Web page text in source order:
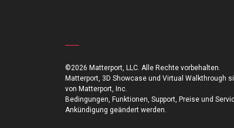
©2026 Matterport, LLC. Alle Rechte vorbehalten.
Matterport, 3D Showcase und Virtual Walkthrough
von Matterport, Inc.
Bedingungen, Funktionen, Support, Preise und
Ankündigung geändert werden.